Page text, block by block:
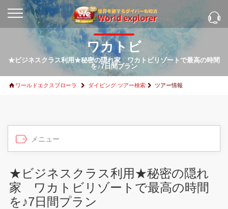
ワカトビ
★ビジネスクラス利用★秘密の隠れ家 ワカトビリゾートで最高の時間
を♪7日間プラン
ワールドエクスプローラ ダイビング ツアー検索 ツアー情報
★ビジネスクラス利用★秘密の隠れ
家 ワカトビリゾートで最高の時間
を♪7日間プラン